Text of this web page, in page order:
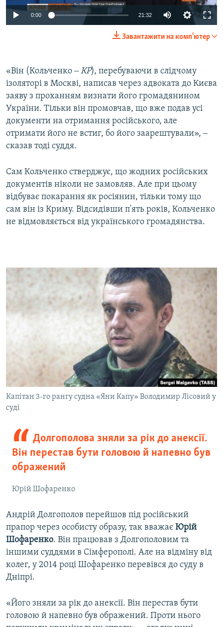
0:00 21:32
Завантажити на комп'ютер
«Він (Кольченко ‒КР), перебуваючи в слідчому
ізоляторі в Москві, написав через адвоката до Києва
заяву з проханням визнати його громадянином
України. Тільки він промовчав, що вже подав усі
документи на отримання російського, але
отримати його не встиг, бо його заарештували», ‒
сказав тоді суддя.
Сам Кольченко стверджує, що жодних російських
документів ніколи не замовляв. Але при цьому
відбуває покарання як росіянин, тільки тому що
сам він із Криму. Відсидівши п'ять років, Кольченко
не відмовляється від українського громадянства.
Капітан 3-го рангу судна «Яни Капу» Володимир Лісовий у
суді
Долгополова зняли за рік до анексії.
Він перестав бути головою й напевно був
ображений
Юрій Шофаренко
Андрій Долгополов перейшов під російський
прапор через особисту образу, так вважає Юрій
Шофаренко. Він працював з Долгополовим та
іншими суддями в Сімферополі. Але на відміну від
колег, у 2014 році Шофаренко перевівся до суду в
Дніпрі.
«Його зняли за рік до анексії. Він перестав бути
головою й напевно був ображений. Проти нього